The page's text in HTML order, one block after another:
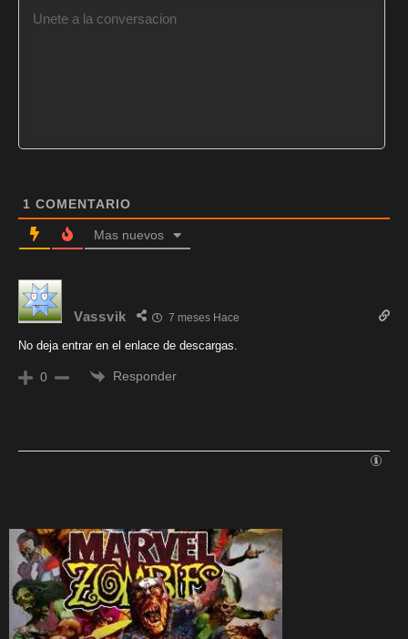
1 COMENTARIO
Mas nuevos
Vassvik 7 meses Hace
No deja entrar en el enlace de descargas.
0 Responder